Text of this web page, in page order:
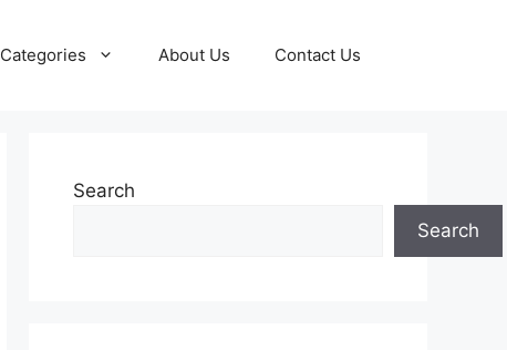
Categories About Us Contact Us
Search
Search